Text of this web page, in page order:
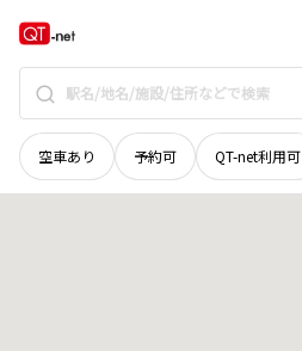
空車あり 予約可 QT-net利用可
奈良県